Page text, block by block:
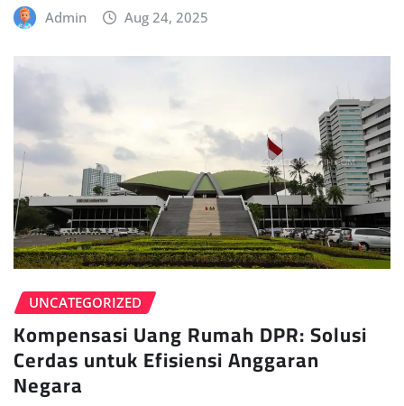
Admin Aug 24, 2025
UNCATEGORIZED
Kompensasi Uang Rumah DPR: Solusi
Cerdas untuk Efisiensi Anggaran
Negara